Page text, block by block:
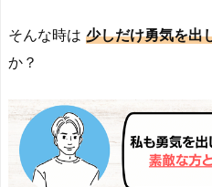
そんな時は 少しだけ勇気を出
か？